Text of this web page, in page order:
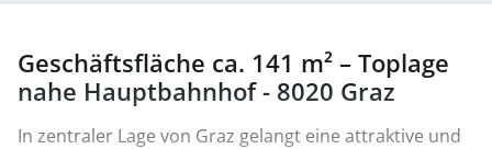
Geschäftsfläche ca. 141 m² – Toplage
nahe Hauptbahnhof - 8020 Graz
In zentraler Lage von Graz gelangt eine attraktive und